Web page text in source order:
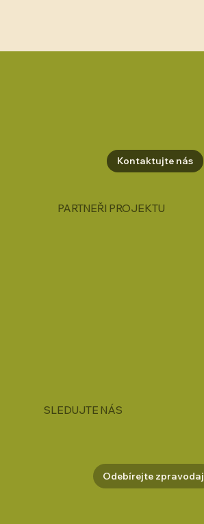
Kontaktujte nás
PARTNEŘI PROJEKTU
SLEDUJTE NÁS
Odebírejte zpravodaj